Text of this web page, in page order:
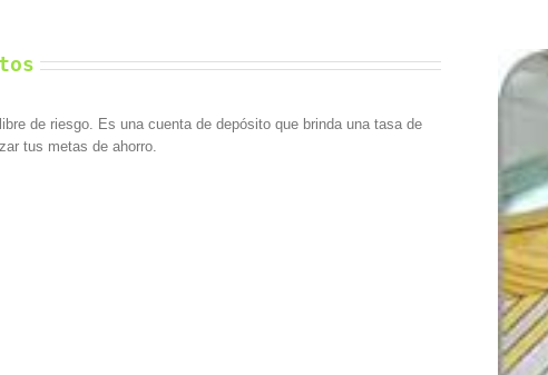
de riesgo. Es una cuenta de depósito que brinda una tasa de
tus metas de ahorro.